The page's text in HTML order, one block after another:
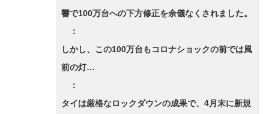
響で100万台への下方修正を余儀なくされました。
：
しかし、この100万台もコロナショックの前では風
前の灯…
：
タイは厳格なロックダウンの成果で、4月末に新規